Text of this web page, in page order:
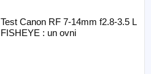
Test Canon RF 7-14mm f2.8-3.5 L
FISHEYE : un ovni